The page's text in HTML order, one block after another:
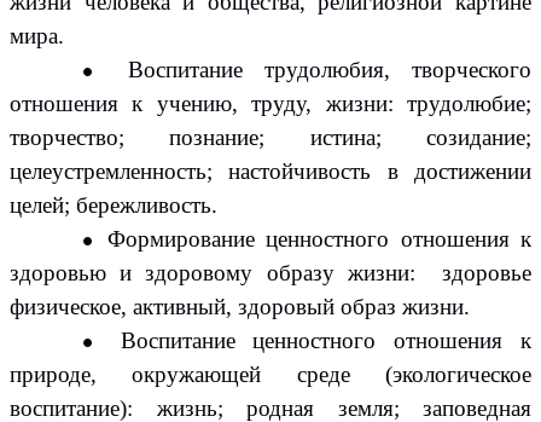
мира.
Воспитание трудолюбия, творческого
отношения к учению, труду, жизни: трудолюбие;
творчество; познание; истина; созидание;
целеустремленность; настойчивость в достижении
целей; бережливость.
Формирование ценностного отношения к
здоровью и здоровому образу жизни: здоровье
физическое, активный, здоровый образ жизни.
Воспитание ценностного отношения к
природе, окружающей среде (экологическое
воспитание): жизнь; родная земля; заповедная